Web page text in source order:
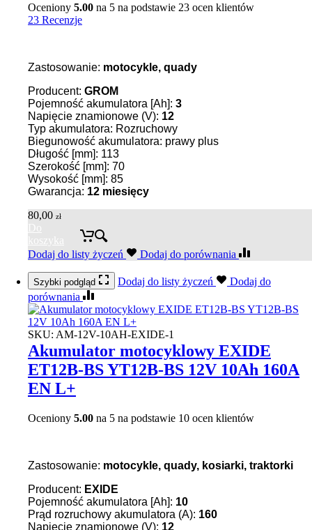
Oceniony 5.00 na 5 na podstawie 23 ocen klientów
23 Recenzje
Zastosowanie: motocykle, quady
Producent: GROM
Pojemność akumulatora [Ah]: 3
Napięcie znamionowe (V): 12
Typ akumulatora: Rozruchowy
Biegunowość akumulatora: prawy plus
Długość [mm]: 113
Szerokość [mm]: 70
Wysokość [mm]: 85
Gwarancja: 12 miesięcy
80,00 zł
Do
koszyka
Dodaj do listy życzeń
Dodaj do porównania
Szybki podgląd Dodaj do listy życzeń
Dodaj do
porównania
SKU: AM-12V-10AH-EXIDE-1
Akumulator motocyklowy EXIDE
ET12B-BS YT12B-BS 12V 10Ah 160A
EN L+
Oceniony 5.00 na 5 na podstawie 10 ocen klientów
Zastosowanie: motocykle, quady, kosiarki, traktorki
Producent: EXIDE
Pojemność akumulatora [Ah]: 10
Prąd rozruchowy akumulatora (A): 160
Napięcie znamionowe (V): 12